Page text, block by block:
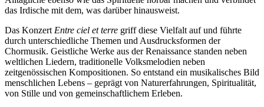
das Irdische mit dem, was darüber hinausweist.
Das Konzert Entre ciel et terre griff diese Vielfalt auf und führte
durch unterschiedliche Themen und Ausdrucksformen der
Chormusik. Geistliche Werke aus der Renaissance standen neben
weltlichen Liedern, traditionelle Volksmelodien neben
zeitgenössischen Kompositionen. So entstand ein musikalisches Bild
menschlichen Lebens – geprägt von Naturerfahrungen, Spiritualität,
von Stille und von gemeinschaftlichem Erleben.